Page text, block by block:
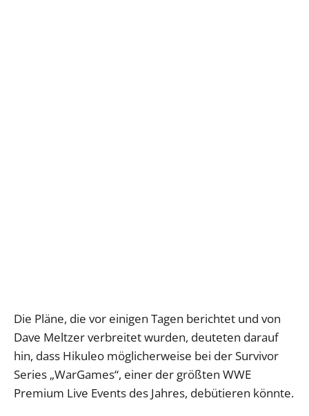
Die Pläne, die vor einigen Tagen berichtet und von
Dave Meltzer verbreitet wurden, deuteten darauf
hin, dass Hikuleo möglicherweise bei der Survivor
Series „WarGames“, einer der größten WWE
Premium Live Events des Jahres, debütieren könnte.